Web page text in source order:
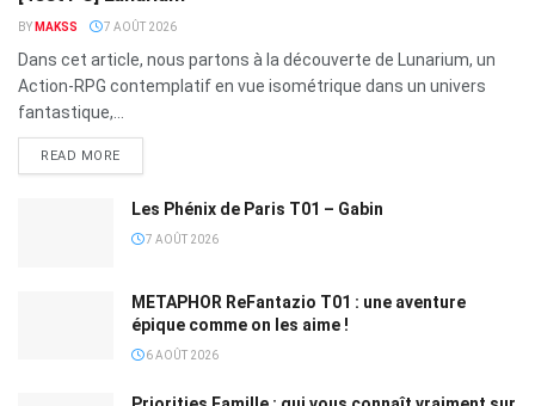
BY MAKSS 7 AOÛT 2026
Dans cet article, nous partons à la découverte de Lunarium, un
Action-RPG contemplatif en vue isométrique dans un univers
fantastique,...
READ MORE
Les Phénix de Paris T01 – Gabin
7 AOÛT 2026
METAPHOR ReFantazio T01 : une aventure
épique comme on les aime !
6 AOÛT 2026